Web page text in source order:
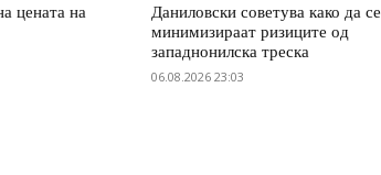
цената на
Даниловски советува како да се
минимизираат ризиците од
западнонилска треска
06.08.2026 23:03